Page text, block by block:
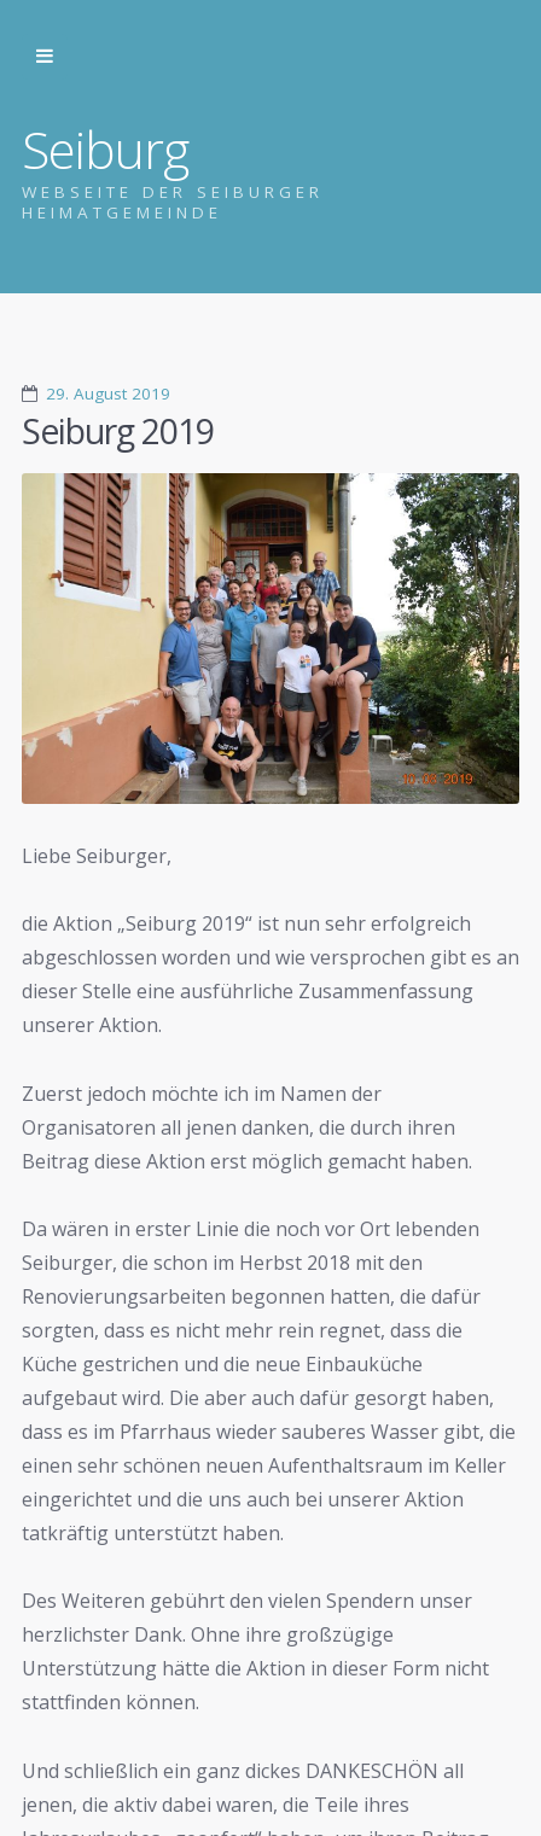
Seiburg
WEBSEITE DER SEIBURGER
HEIMATGEMEINDE
29. August 2019
Seiburg 2019
Liebe Seiburger,
die Aktion „Seiburg 2019“ ist nun sehr erfolgreich
abgeschlossen worden und wie versprochen gibt es an
dieser Stelle eine ausführliche Zusammenfassung
unserer Aktion.
Zuerst jedoch möchte ich im Namen der
Organisatoren all jenen danken, die durch ihren
Beitrag diese Aktion erst möglich gemacht haben.
Da wären in erster Linie die noch vor Ort lebenden
Seiburger, die schon im Herbst 2018 mit den
Renovierungsarbeiten begonnen hatten, die dafür
sorgten, dass es nicht mehr rein regnet, dass die
Küche gestrichen und die neue Einbauküche
aufgebaut wird. Die aber auch dafür gesorgt haben,
dass es im Pfarrhaus wieder sauberes Wasser gibt, die
einen sehr schönen neuen Aufenthaltsraum im Keller
eingerichtet und die uns auch bei unserer Aktion
tatkräftig unterstützt haben.
Des Weiteren gebührt den vielen Spendern unser
herzlichster Dank. Ohne ihre großzügige
Unterstützung hätte die Aktion in dieser Form nicht
stattfinden können.
Und schließlich ein ganz dickes DANKESCHÖN all
jenen, die aktiv dabei waren, die Teile ihres